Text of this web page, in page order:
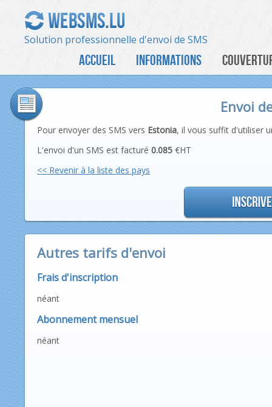
Solution professionnelle d'envoi de SMS
ACCUEIL INFORMATIONS
Envoi
Pour envoyer des SMS vers Estonia, il vous suffit d'utiliser
L'envoi d'un SMS est facturé 0.085 €HT
<< Revenir à la liste des pays
Autres tarifs d'envoi
Frais d'inscription
néant
Abonnement mensuel
néant